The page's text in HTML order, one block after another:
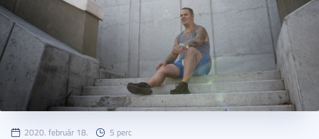
2020. február 18. 5 perc